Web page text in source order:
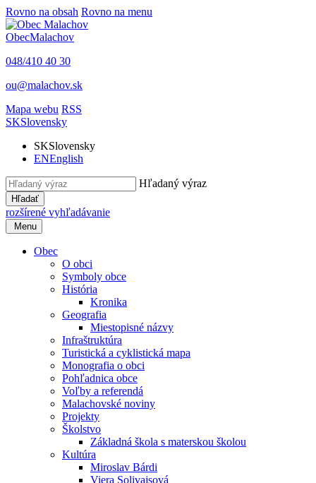
Rovno na obsah Rovno na menu
ObecMalachov
048/410 40 30
ou@malachov.sk
Mapa webu RSS
SKSlovensky
SKSlovensky
ENEnglish
Hľadaný výraz
Hľadať
rozšírené vyhľadávanie
Menu
Obec
O obci
Symboly obce
História
Kronika
Geografia
Miestopisné názvy
Infraštruktúra
Turistická a cyklistická mapa
Monografia o obci
Pohľadnica obce
Voľby a referendá
Malachovské noviny
Projekty
Školstvo
Základná škola s materskou školou
Kultúra
Miroslav Bárdi
Viera Solivajsová